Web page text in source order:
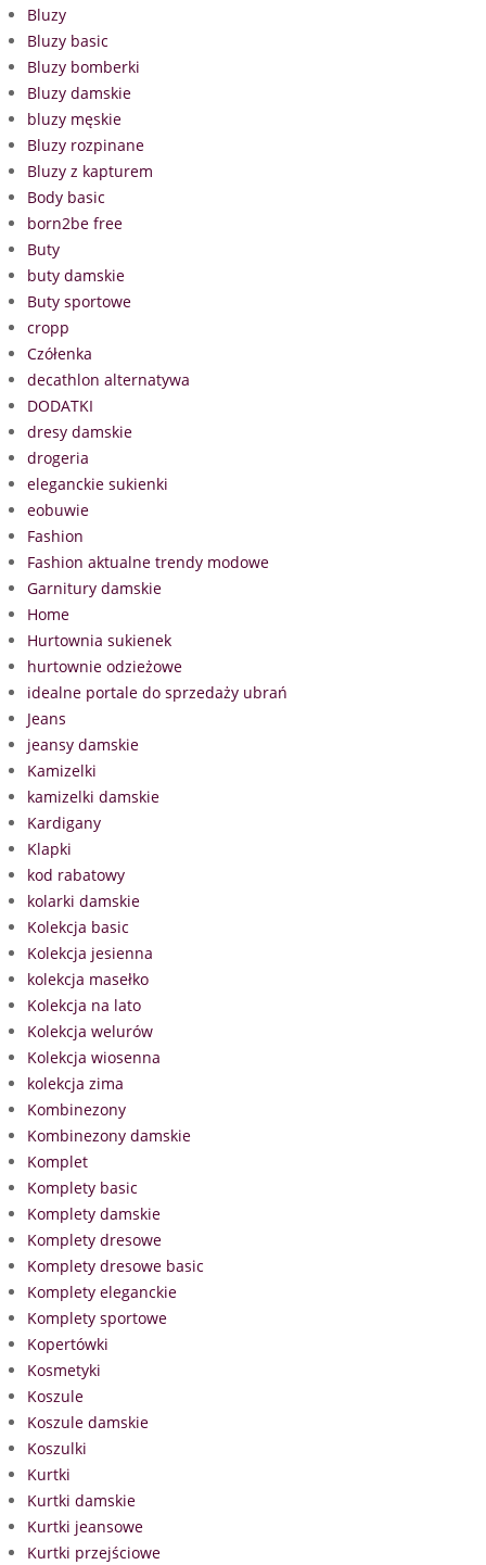
Bluzy
Bluzy basic
Bluzy bomberki
Bluzy damskie
bluzy męskie
Bluzy rozpinane
Bluzy z kapturem
Body basic
born2be free
Buty
buty damskie
Buty sportowe
cropp
Czółenka
decathlon alternatywa
DODATKI
dresy damskie
drogeria
eleganckie sukienki
eobuwie
Fashion
Fashion aktualne trendy modowe
Garnitury damskie
Home
Hurtownia sukienek
hurtownie odzieżowe
idealne portale do sprzedaży ubrań
Jeans
jeansy damskie
Kamizelki
kamizelki damskie
Kardigany
Klapki
kod rabatowy
kolarki damskie
Kolekcja basic
Kolekcja jesienna
kolekcja masełko
Kolekcja na lato
Kolekcja welurów
Kolekcja wiosenna
kolekcja zima
Kombinezony
Kombinezony damskie
Komplet
Komplety basic
Komplety damskie
Komplety dresowe
Komplety dresowe basic
Komplety eleganckie
Komplety sportowe
Kopertówki
Kosmetyki
Koszule
Koszule damskie
Koszulki
Kurtki
Kurtki damskie
Kurtki jeansowe
Kurtki przejściowe